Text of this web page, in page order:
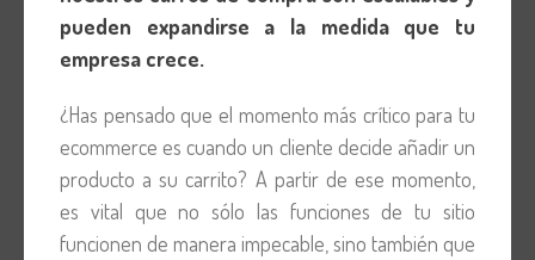
pueden expandirse a la medida que tu
empresa crece.
¿Has pensado que el momento más crítico para tu
ecommerce es cuando un cliente decide añadir un
producto a su carrito? A partir de ese momento,
es vital que no sólo las funciones de tu sitio
funcionen de manera impecable, sino también que